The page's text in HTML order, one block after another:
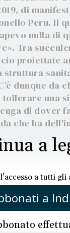
di
Peru. Il
nulla di
Tra
proiettate
struttura
dunque da
tollerare una
di dover
che ha
a
a tutti
a